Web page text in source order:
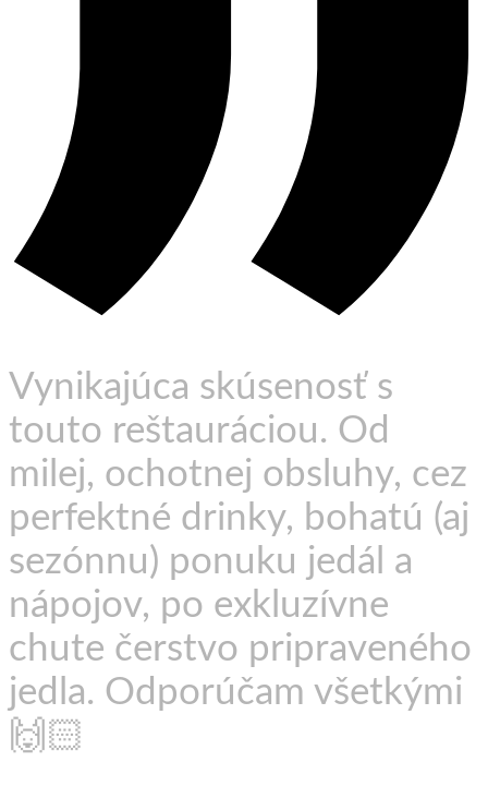
Vynikajúca skúsenosť s
touto reštauráciou. Od
milej, ochotnej obsluhy, cez
perfektné drinky, bohatú (aj
sezónnu) ponuku jedál a
nápojov, po exkluzívne
chute čerstvo pripraveného
jedla. Odporúčam všetkými
🙌🏻